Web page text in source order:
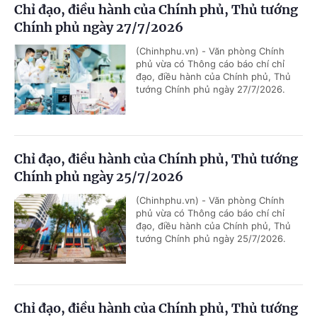
Chỉ đạo, điều hành của Chính phủ, Thủ tướng
Chính phủ ngày 27/7/2026
(Chinhphu.vn) - Văn phòng Chính
phủ vừa có Thông cáo báo chí chỉ
đạo, điều hành của Chính phủ, Thủ
tướng Chính phủ ngày 27/7/2026.
Chỉ đạo, điều hành của Chính phủ, Thủ tướng
Chính phủ ngày 25/7/2026
(Chinhphu.vn) - Văn phòng Chính
phủ vừa có Thông cáo báo chí chỉ
đạo, điều hành của Chính phủ, Thủ
tướng Chính phủ ngày 25/7/2026.
Chỉ đạo, điều hành của Chính phủ, Thủ tướng